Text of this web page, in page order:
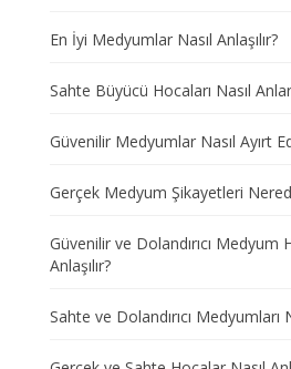
En İyi Medyumlar Nasıl Anlaşılır?
Sahte Büyücü Hocaları Nasıl
Güvenilir Medyumlar Nasıl Ayırt
Gerçek Medyum Şikayetleri
Güvenilir ve Dolandırıcı Medyum
Anlaşılır?
Sahte ve Dolandırıcı Medyumları